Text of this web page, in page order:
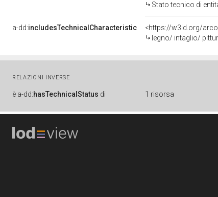
Stato tecnico di
a-dd:includesTechnicalCharacteristic
<https://w3id.org/
legno/ intaglio/
RELAZIONI INVERSE
è a-dd:hasTechnicalStatus di 1 risorsa